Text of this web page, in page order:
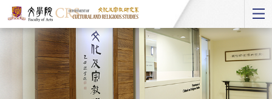
Start